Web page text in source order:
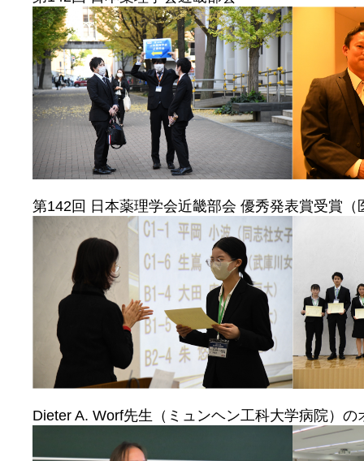
第142回 日本薬理学会近畿部会 優秀発表賞受賞
Dieter A. Worf先生（ミュンヘン工科大学病院）の